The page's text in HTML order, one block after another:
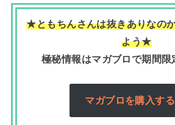
★ともちんさんは抜きありなの
よう★
極秘情報はマガブロで期間限
マガブロを購入する